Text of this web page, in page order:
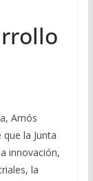
Amós
la Junta
innovación,
la